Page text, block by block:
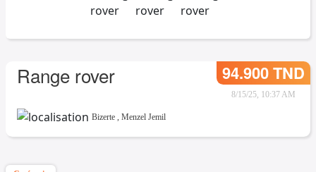
Range rover 94.900 TND
8/15/25, 10:37 AM
Bizerte , Menzel Jemil